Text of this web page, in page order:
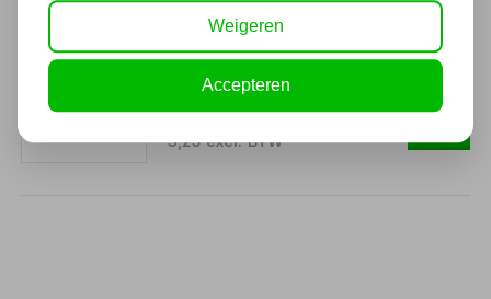
Dop 12 kant 1/2" 19mm
3,93
3,25 excl. BTW
Weigeren
Accepteren